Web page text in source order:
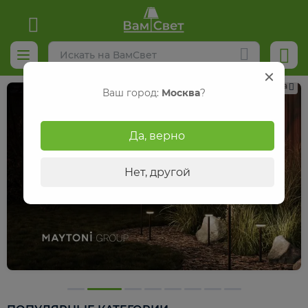
Реклама
Ваш город: Москва?
Да, верно
Нет, другой